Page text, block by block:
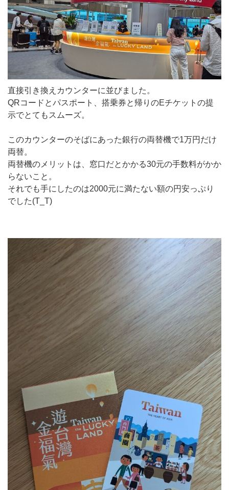
直接引き換えカウンターに並びました。
QRコードとパスポート、搭乗券と帰りのEチケットの提
示でとてもスムーズ。
このカウンターのそばにあった銀行の両替機で1万円だけ
両替。
両替機のメリットは、窓口だとかかる30元の手数料がかか
らないこと。
それでも手にしたのは2000元に満たない額の円安っぷり
でした(T_T)